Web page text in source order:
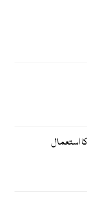
استعمال